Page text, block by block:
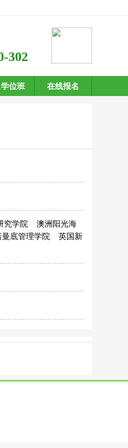
302
位班 在线报名
究学院
澳洲阳光海
曼底管理学院
英国新